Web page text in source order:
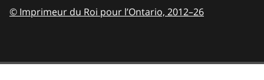
© Imprimeur du Roi pour l’Ontario, 2012–26